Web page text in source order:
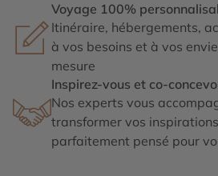
Voyage 100%
Itinéraire, hébergements,
à vos besoins et à vos
mesure
Inspirez-vous et co-
Nos experts vous
transformer vos
parfaitement pensé pour